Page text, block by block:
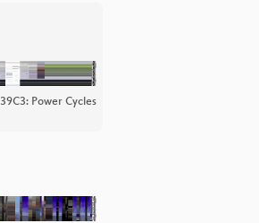
39C3: Power Cycles